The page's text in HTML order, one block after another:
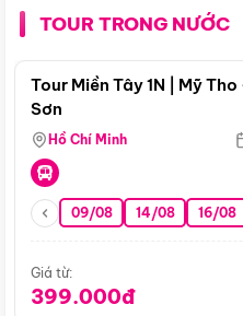
TOUR TRONG NƯỚC
Tour Miền Tây 1N | Mỹ
Sơn
Hồ Chí Minh
09/08 14/08 16/08
Giá từ:
399.000đ